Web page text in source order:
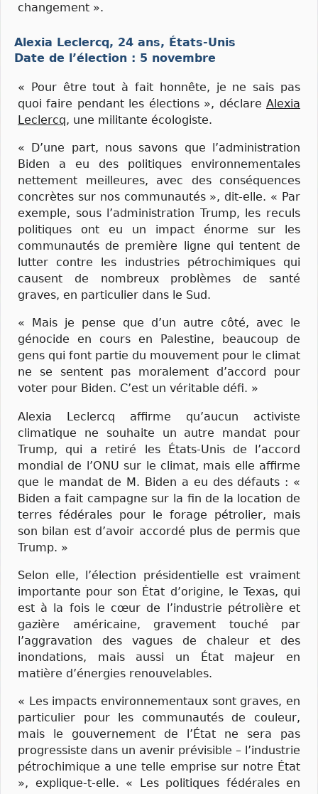
changement ».
Alexia Leclercq, 24 ans, États-Unis
Date de l’élection : 5 novembre
« Pour être tout à fait honnête, je ne sais pas
quoi faire pendant les élections », déclare Alexia
Leclercq, une militante écologiste.
« D’une part, nous savons que l’administration
Biden a eu des politiques environnementales
nettement meilleures, avec des conséquences
concrètes sur nos communautés », dit-elle. « Par
exemple, sous l’administration Trump, les reculs
politiques ont eu un impact énorme sur les
communautés de première ligne qui tentent de
lutter contre les industries pétrochimiques qui
causent de nombreux problèmes de santé
graves, en particulier dans le Sud.
« Mais je pense que d’un autre côté, avec le
génocide en cours en Palestine, beaucoup de
gens qui font partie du mouvement pour le climat
ne se sentent pas moralement d’accord pour
voter pour Biden. C’est un véritable défi. »
Alexia Leclercq affirme qu’aucun activiste
climatique ne souhaite un autre mandat pour
Trump, qui a retiré les États-Unis de l’accord
mondial de l’ONU sur le climat, mais elle affirme
que le mandat de M. Biden a eu des défauts : «
Biden a fait campagne sur la fin de la location de
terres fédérales pour le forage pétrolier, mais
son bilan est d’avoir accordé plus de permis que
Trump. »
Selon elle, l’élection présidentielle est vraiment
importante pour son État d’origine, le Texas, qui
est à la fois le cœur de l’industrie pétrolière et
gazière américaine, gravement touché par
l’aggravation des vagues de chaleur et des
inondations, mais aussi un État majeur en
matière d’énergies renouvelables.
« Les impacts environnementaux sont graves, en
particulier pour les communautés de couleur,
mais le gouvernement de l’État ne sera pas
progressiste dans un avenir prévisible – l’industrie
pétrochimique a une telle emprise sur notre État
», explique-t-elle. « Les politiques fédérales en